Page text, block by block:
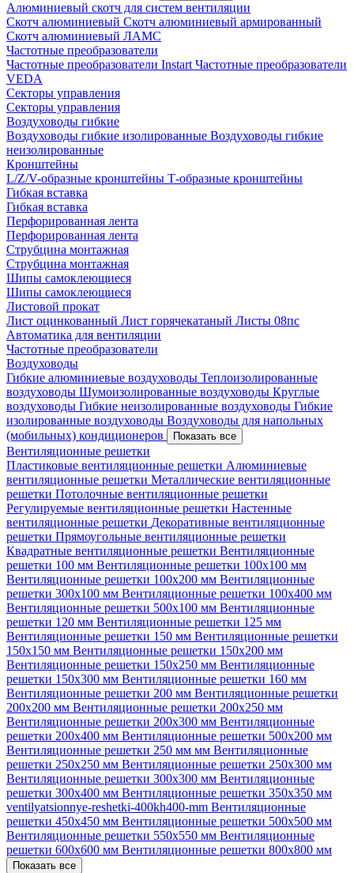
Алюминиевый скотч для систем вентиляции
Скотч алюминиевый Скотч алюминиевый армированный
Скотч алюминиевый ЛАМС
Частотные преобразователи
Частотные преобразователи Instart Частотные преобразователи
VEDA
Секторы управления
Секторы управления
Воздуховоды гибкие
Воздуховоды гибкие изолированные Воздуховоды гибкие
неизолированные
Кронштейны
L/Z/V-образные кронштейны Т-образные кронштейны
Гибкая вставка
Гибкая вставка
Перфорированная лента
Перфорированная лента
Струбцина монтажная
Струбцина монтажная
Шипы самоклеющиеся
Шипы самоклеющиеся
Листовой прокат
Лист оцинкованный Лист горячекатаный Листы 08пс
Автоматика для вентиляции
Частотные преобразователи
Воздуховоды
Гибкие алюминиевые воздуховоды Теплоизолированные
воздуховоды Шумоизолированные воздуховоды Круглые
воздуховоды Гибкие неизолированные воздуховоды Гибкие
изолированные воздуховоды Воздуховоды для напольных
(мобильных) кондиционеров
Показать все
Вентиляционные решетки
Пластиковые вентиляционные решетки Алюминиевые
вентиляционные решетки Металлические вентиляционные
решетки Потолочные вентиляционные решетки
Регулируемые вентиляционные решетки Настенные
вентиляционные решетки Декоративные вентиляционные
решетки Прямоугольные вентиляционные решетки
Квадратные вентиляционные решетки Вентиляционные
решетки 100 мм Вентиляционные решетки 100х100 мм
Вентиляционные решетки 100х200 мм Вентиляционные
решетки 300х100 мм Вентиляционные решетки 100х400 мм
Вентиляционные решетки 500х100 мм Вентиляционные
решетки 120 мм Вентиляционные решетки 125 мм
Вентиляционные решетки 150 мм Вентиляционные решетки
150х150 мм Вентиляционные решетки 150х200 мм
Вентиляционные решетки 150х250 мм Вентиляционные
решетки 150х300 мм Вентиляционные решетки 160 мм
Вентиляционные решетки 200 мм Вентиляционные решетки
200х200 мм Вентиляционные решетки 200х250 мм
Вентиляционные решетки 200х300 мм Вентиляционные
решетки 200х400 мм Вентиляционные решетки 500х200 мм
Вентиляционные решетки 250 мм мм Вентиляционные
решетки 250х250 мм Вентиляционные решетки 250х300 мм
Вентиляционные решетки 300х300 мм Вентиляционные
решетки 300х400 мм Вентиляционные решетки 350х350 мм
ventilyatsionnye-reshetki-400kh400-mm Вентиляционные
решетки 450х450 мм Вентиляционные решетки 500х500 мм
Вентиляционные решетки 550х550 мм Вентиляционные
решетки 600х600 мм Вентиляционные решетки 800х800 мм
Показать все